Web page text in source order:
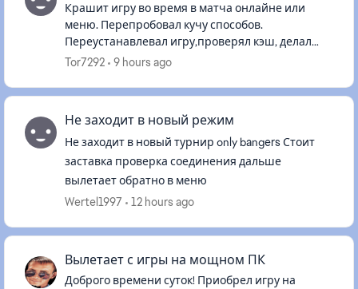
Крашит игру во время в матча онлайне или
меню. Перепробовал кучу способов.
Переустанавлевал игру,проверял кэш, делал
полную чистку драйверов и еще куча всего но
Tor7292 9 hours ago
Не заходит в новый режим
Не заходит в новый турнир only bangers Стоит
заставка проверка соединения дальше
вылетает обратно в меню
Wertel1997
12 hours ago
Вылетает с игры на мощном ПК
Доброго времени суток! Приобрел игру на